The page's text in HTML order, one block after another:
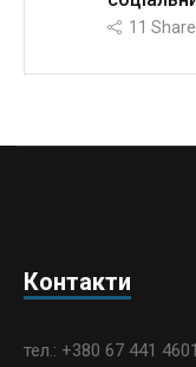
11
Контакти
тел.: +380 67 441